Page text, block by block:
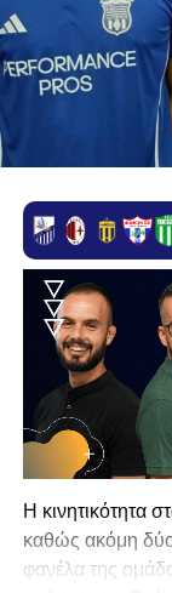
Η κινητικότητα
καθώς ακόμη
φανέλα της